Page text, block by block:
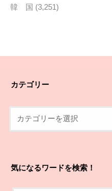
韓 国 (3,251)
カテゴリー
気になるワードを検索！